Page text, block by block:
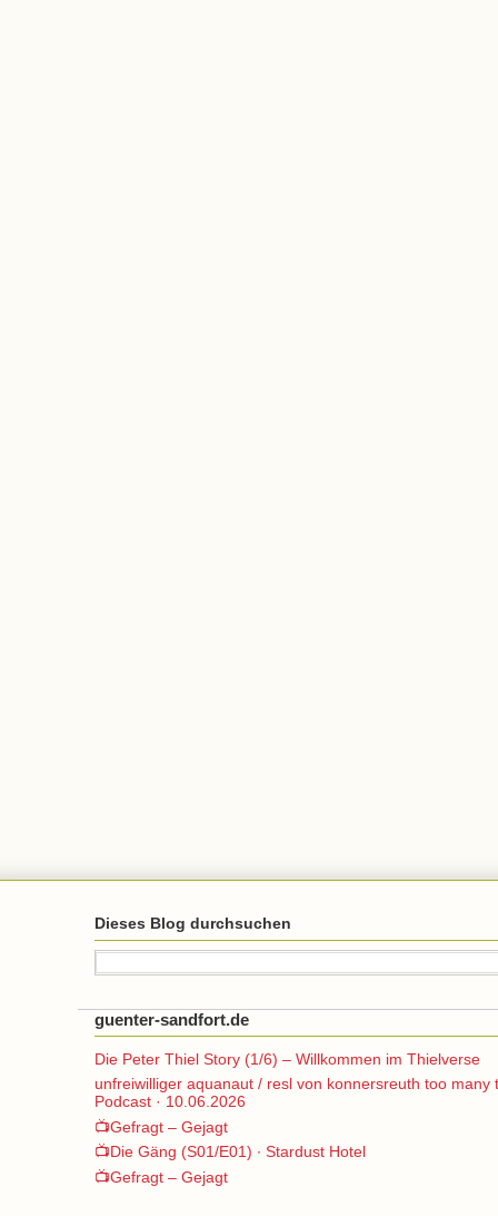
Dieses Blog durchsuchen
guenter-sandfort.de
Die Peter Thiel Story (1/6) – Willkommen im Thielverse
unfreiwilliger aquanaut / resl von konnersreuth too many
Podcast · 10.06.2026
📺Gefragt – Gejagt
📺Die Gäng (S01/E01) ∙ Stardust Hotel
📺Gefragt – Gejagt